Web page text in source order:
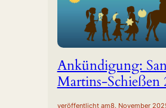
Ankündigung:
Martins-Schießen
veröffentlicht am8. November